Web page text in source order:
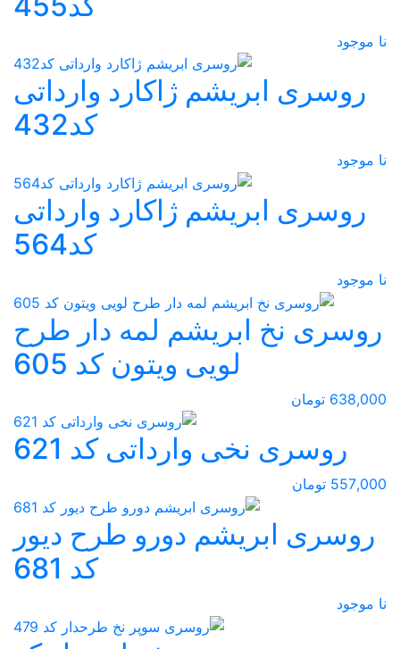
نا موجود
روسری ابریشم ژاکارد وارداتی
کد432
نا موجود
روسری ابریشم ژاکارد وارداتی
کد564
نا موجود
روسری نخ ابریشم لمه دار طرح
لویی ویتون کد 605
638,000 تومان
روسری نخی وارداتی کد 621
557,000 تومان
روسری ابریشم دورو طرح دیور
کد 681
نا موجود